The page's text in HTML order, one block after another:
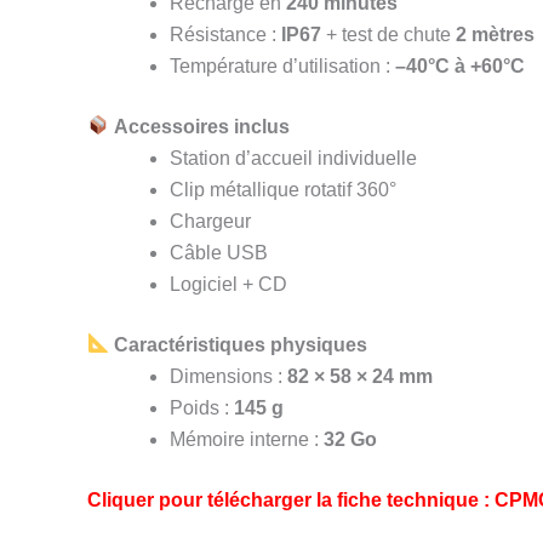
Résistance :
IP67 + test de chute 2 mètres
Température d’utilisation : –40°C à +60°C
Accessoires inclus
Station d’accueil individuelle
Clip métallique rotatif 360°
Chargeur
Câble USB
Logiciel + CD
Caractéristiques physiques
Dimensions : 82 × 58 × 24 mm
Poids : 145 g
Mémoire interne : 32 Go
Cliquer pour télécharger la fiche technique :